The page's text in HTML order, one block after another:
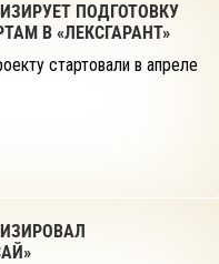
ПОДГОТОВКУ
В «ЛЕКСГАРАНТ»
стартовали в апреле